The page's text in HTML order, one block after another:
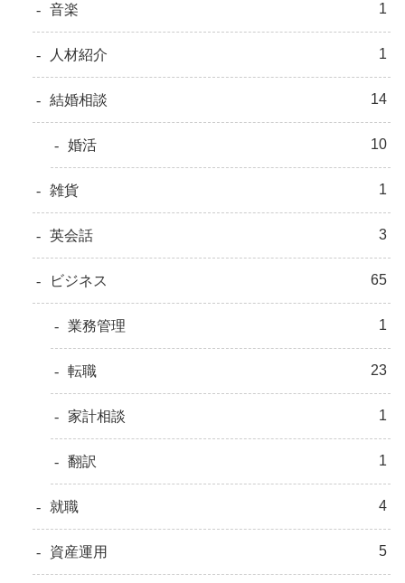
音楽 1
人材紹介 1
結婚相談 14
婚活 10
雑貨 1
英会話 3
ビジネス 65
業務管理 1
転職 23
家計相談 1
翻訳 1
就職 4
資産運用 5